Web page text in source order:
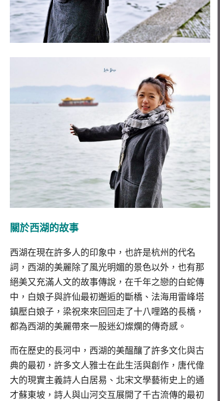
關於西湖的故事
西湖在現在許多人的印象中，也許是杭州的代名
詞，西湖的美麗除了風光明媚的景色以外，也有那
絕美又充滿人文的故事傳說，在千年之戀的白蛇傳
中，白娘子與許仙最初邂逅的斷橋、法海用雷峰塔
鎮壓白娘子，梁祝來來回回走了十八哩路的長橋，
都為西湖的美麗帶來一股迷幻燦爛的傳奇感。
而在歷史的長河中，西湖的美醞釀了許多文化與古
典的最初，許多文人雅士在此生活與創作，唐代偉
大的現實主義詩人白居易、北宋文學藝術史上的通
才蘇東坡，詩人與山河交互展開了千古流傳的最初